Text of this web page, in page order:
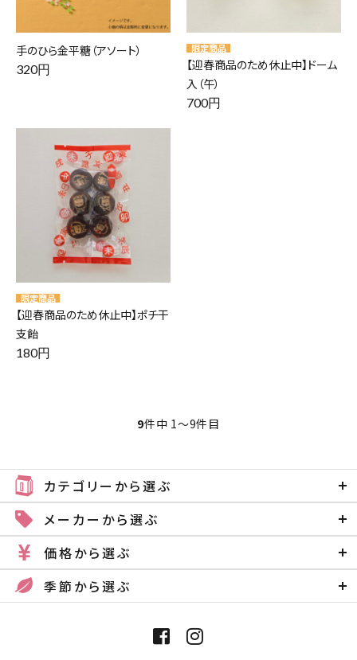
手のひら金平糖（アソート）
320円
【迎春商品のため休止中】ドーム
入（午）
700円
【迎春商品のため休止中】ポチ干
支飴
180円
9件中 1〜9件目
カテゴリーから選ぶ
メーカーから選ぶ
価格から選ぶ
季節から選ぶ